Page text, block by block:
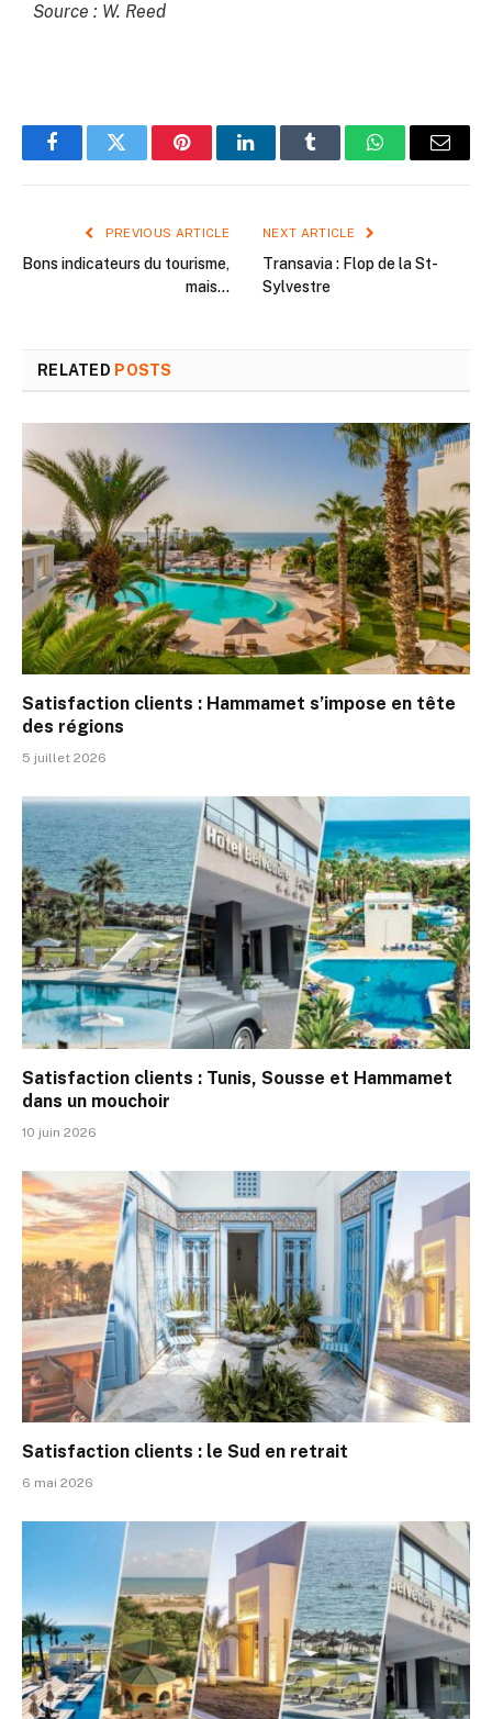
Source : W. Reed
FacebookTwitter PinterestLinkedInTumblr WhatsAppEmail
PREVIOUS ARTICLE
Bons indicateurs du tourisme,
mais…
NEXT ARTICLE
Transavia : Flop de la St-
Sylvestre
RELATED POSTS
Satisfaction clients : Hammamet s’impose en tête
des régions
5 juillet 2026
Satisfaction clients : Tunis, Sousse et Hammamet
dans un mouchoir
10 juin 2026
Satisfaction clients : le Sud en retrait
6 mai 2026